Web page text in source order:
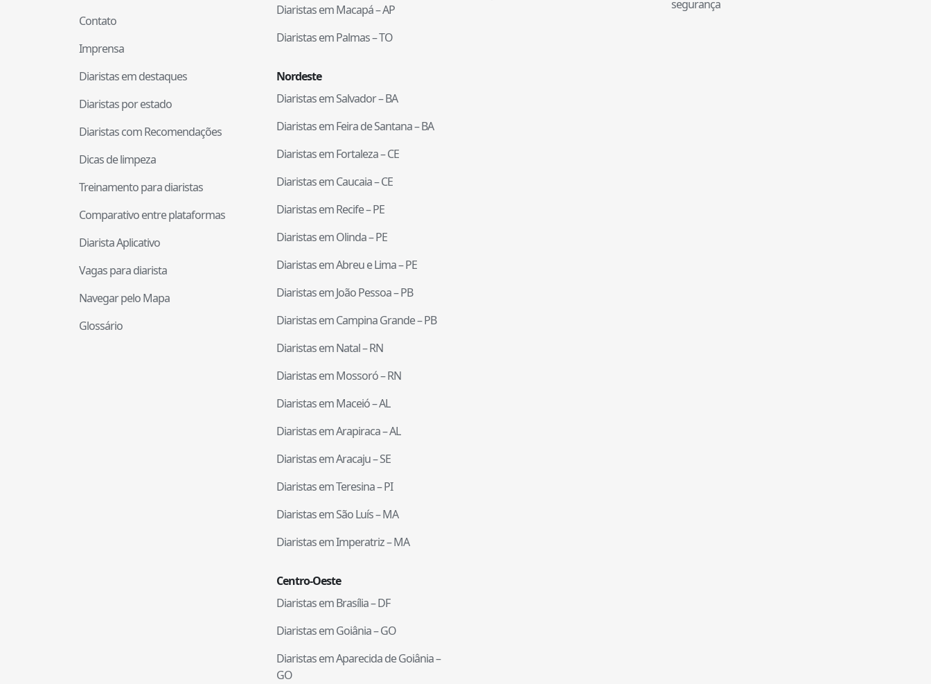
Contato
Imprensa
Diaristas em destaques
Diaristas por estado
Diaristas com Recomendações
Dicas de limpeza
Treinamento para diaristas
Comparativo entre plataformas
Diarista Aplicativo
Vagas para diarista
Navegar pelo Mapa
Glossário
Diaristas emMacapá–AP
Diaristas emPalmas–TO
Nordeste
Diaristas emSalvador–BA
Diaristas emFeira de Santana–BA
Diaristas emFortaleza–CE
Diaristas emCaucaia–CE
Diaristas emRecife–PE
Diaristas emOlinda–PE
Diaristas emAbreu e Lima–PE
Diaristas emJoão Pessoa–PB
Diaristas emCampina Grande–PB
Diaristas emNatal–RN
Diaristas emMossoró–RN
Diaristas emMaceió–AL
Diaristas emArapiraca–AL
Diaristas emAracaju–SE
Diaristas emTeresina–PI
Diaristas emSão Luís–MA
Diaristas emImperatriz–MA
Centro-Oeste
Diaristas emBrasília–DF
Diaristas emGoiânia–GO
Diaristas emAparecida de Goiânia–
GO
segurança